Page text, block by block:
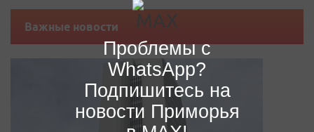
Важные новости
Проблемы с
WhatsApp?
Подпишитесь на
новости Приморья